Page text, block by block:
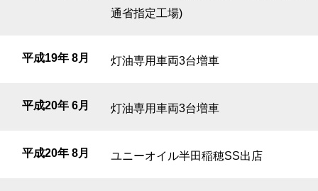
通省指定工場)
平成19年 8月 灯油専用車両3台増車
平成20年 6月 灯油専用車両3台増車
平成20年 8月 ユニーオイル半田稲穂SS出店